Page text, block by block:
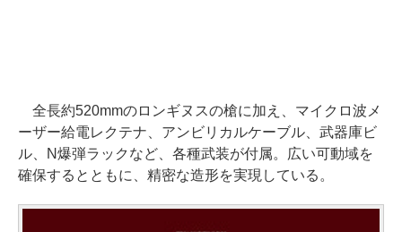
全長約520mmのロンギヌスの槍に加え、マイクロ波メ
ーザー給電レクテナ、アンビリカルケーブル、武器庫ビ
ル、N爆弾ラックなど、各種武装が付属。広い可動域を
確保するとともに、精密な造形を実現している。